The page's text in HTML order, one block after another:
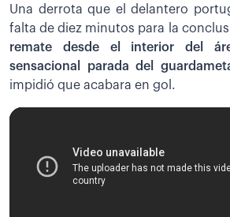
Una derrota que el delantero
falta de diez minutos para la
remate desde el interior del
sensacional parada del
impidió que acabara en gol.